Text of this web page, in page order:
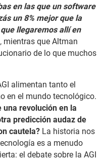
en las que un software
un 8% mejor que la
llegaremos allí en
mientras que Altman
de lo que muchos
alimentan tanto el
en el mundo tecnológico.
una revolución en la
predicción audaz de
cautela? La historia nos
es a menudo
el debate sobre la AGI